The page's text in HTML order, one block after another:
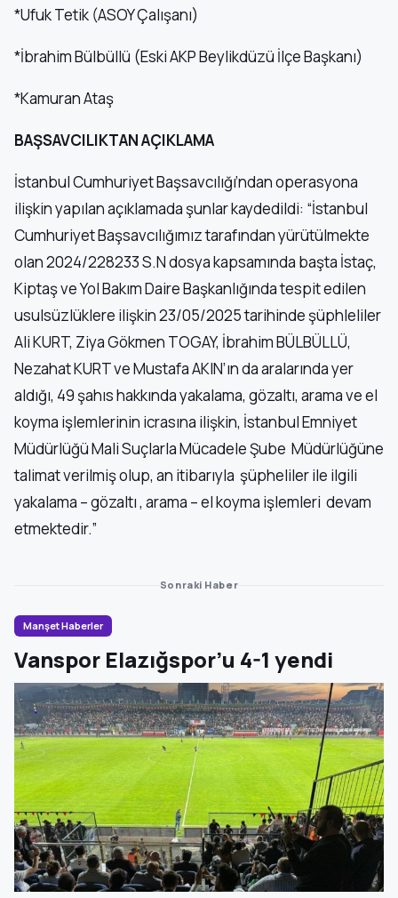
*Ufuk Tetik (ASOY Çalışanı)
*İbrahim Bülbüllü (Eski AKP Beylikdüzü İlçe Başkanı)
*Kamuran Ataş
BAŞSAVCILIKTAN AÇIKLAMA
İstanbul Cumhuriyet Başsavcılığı’ndan operasyona
ilişkin yapılan açıklamada şunlar kaydedildi: “İstanbul
Cumhuriyet Başsavcılığımız tarafından yürütülmekte
olan 2024/228233 S.N dosya kapsamında başta İstaç,
Kiptaş ve Yol Bakım Daire Başkanlığında tespit edilen
usulsüzlüklere ilişkin 23/05/2025 tarihinde şüphleliler
Ali KURT, Ziya Gökmen TOGAY, İbrahim BÜLBÜLLÜ,
Nezahat KURT ve Mustafa AKIN’ın da aralarında yer
aldığı, 49 şahıs hakkında yakalama, gözaltı, arama ve el
koyma işlemlerinin icrasına ilişkin, İstanbul Emniyet
Müdürlüğü Mali Suçlarla Mücadele Şube Müdürlüğüne
talimat verilmiş olup, an itibarıyla şüpheliler ile ilgili
yakalama – gözaltı , arama – el koyma işlemleri devam
etmektedir.”
Sonraki Haber
Manşet Haberler
Vanspor Elazığspor’u 4-1 yendi